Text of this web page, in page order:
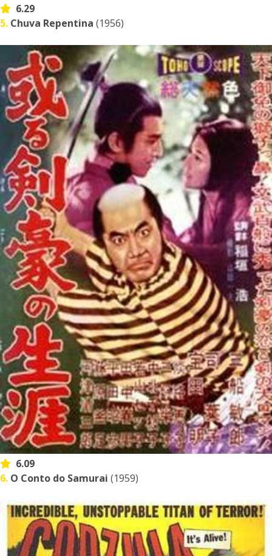
6.29
5. Chuva Repentina (1956)
6.09
6. O Conto do Samurai (1959)